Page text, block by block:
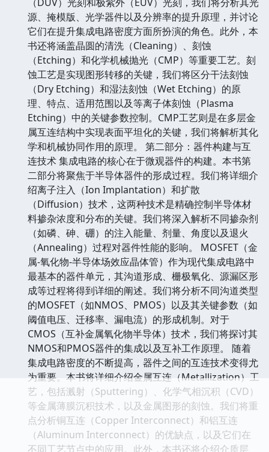
源、掩模版、光学器件以及分辨率的提升原理，并讨论
它们在提升集成电路密度方面所扮演的角色。此外，本
书还将涵盖晶圆的清洗（Cleaning）、刻蚀
（Etching）和化学机械抛光（CMP）等重要工艺。刻
蚀工艺是实现图形转移的关键，我们将区分干法刻蚀
（Dry Etching）和湿法刻蚀（Wet Etching）的原
理、特点、适用范围以及等离子体刻蚀（Plasma
Etching）中的关键参数控制。CMP工艺则是在多层金
属互连结构中实现表面平坦化的关键，我们将解析其化
学和机械协同作用的原理。 第二部分：器件构建与互
连技术 集成电路的核心在于微观器件的构建。本书第
二部分将聚焦于半导体器件的形成过程。我们将详细介
绍离子注入（Ion Implantation）和扩散
（Diffusion）技术，这两种技术是精确控制半导体材
料掺杂浓度和分布的关键。我们将深入解析不同掺杂剂
（如磷、砷、硼）的注入能量、剂量、角度以及退火
（Annealing）过程对器件性能的影响。 MOSFET（金
属-氧化物-半导体场效应晶体管）作为现代集成电路中
最基本的器件单元，其沟道形成、栅极氧化、源漏区形
成等过程将得到详细的阐述。我们将分析不同沟道类型
的MOSFET（如NMOS、PMOS）以及其关键参数（如
阈值电压、迁移率、漏电流）的形成机制。对于
CMOS（互补金属氧化物半导体）技术，我们将探讨其
NMOS和PMOS器件的集成以及互补工作原理。 随着
集成电路密度的不断提高，器件之间的互连技术变得尤
为重要。本书将详细介绍金属互连（Metallization）工
艺，包括溅射（Sputtering）、化学气相沉积（CVD）
等金属薄膜沉积技术，以及金属图形的刻蚀。我们将重
点分析铜互连（Copper Interconnect）和铝互连
（Aluminum Interconnect）的优缺点，以及它们在
不同工艺节点中的应用。此外，本书还将介绍介质层